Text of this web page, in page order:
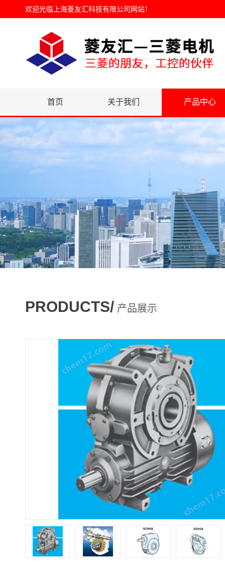
欢迎光临 上海菱友汇科技有限公司网站！
首页 关于我们 产品中心
PRODUCTS/ 产品展示